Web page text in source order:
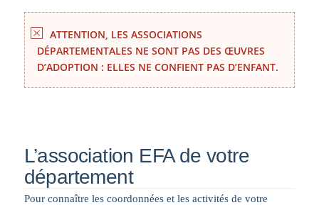
ATTENTION, LES ASSOCIATIONS
DÉPARTEMENTALES NE SONT PAS DES ŒUVRES
D’ADOPTION : ELLES NE CONFIENT PAS D’ENFANT.
L’association EFA de votre
département
Pour connaître les coordonnées et les activités de votre